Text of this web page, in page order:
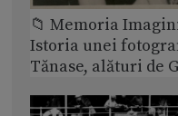
📁 Memoria
Istoria unei
Tănase, alături de